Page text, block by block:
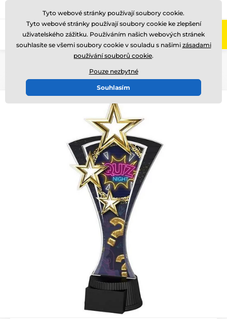
Zavolejte nám (Po-Pá 8-17)
Tyto webové stránky používají soubory cookie.
Tyto webové stránky používají soubory cookie ke zlepšení
uživatelského zážitku. Používáním našich webových stránek
souhlasíte se všemi soubory cookie v souladu s našimi zásadami
používání souborů cookie.
Pouze nezbytné
Souhlasím